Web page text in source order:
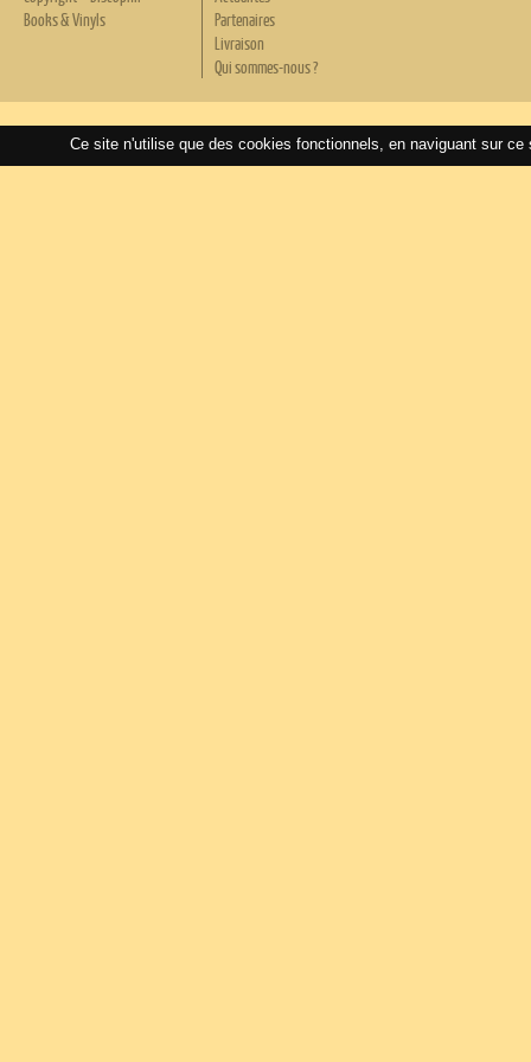
Books & Vinyls
Partenaires
Livraison
Qui sommes-nous ?
Ce site n'utilise que des cookies fonctionnels, en naviguant sur